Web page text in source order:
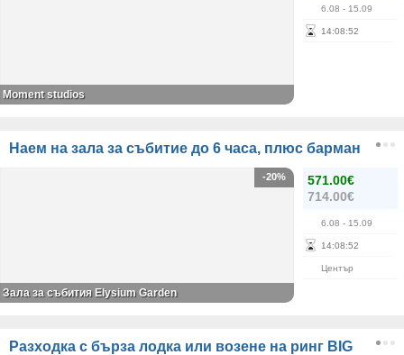
6.08 - 15.09
14:08:52
Moment studios
Наем на зала за събитие до 6 часа, плюс барман
571.00€
714.00€
6.08 - 15.09
14:08:52
Център
-20%
Зала за събития Elysium Garden
Разходка с бърза лодка или возене на ринг BIG